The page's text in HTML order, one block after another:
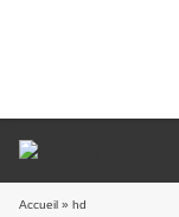
Accueil » hd